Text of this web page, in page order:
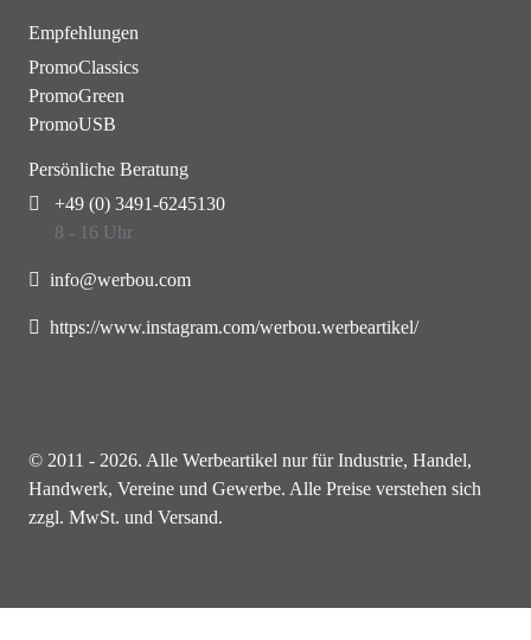
Empfehlungen
PromoClassics
PromoGreen
PromoUSB
Persönliche Beratung
+49 (0) 3491-6245130
8 - 16 Uhr
info@werbou.com
https://www.instagram.com/werbou.werbeartikel/
© 2011 - 2026. Alle Werbeartikel nur für Industrie, Handel,
Handwerk, Vereine und Gewerbe. Alle Preise verstehen sich
zzgl. MwSt. und Versand.